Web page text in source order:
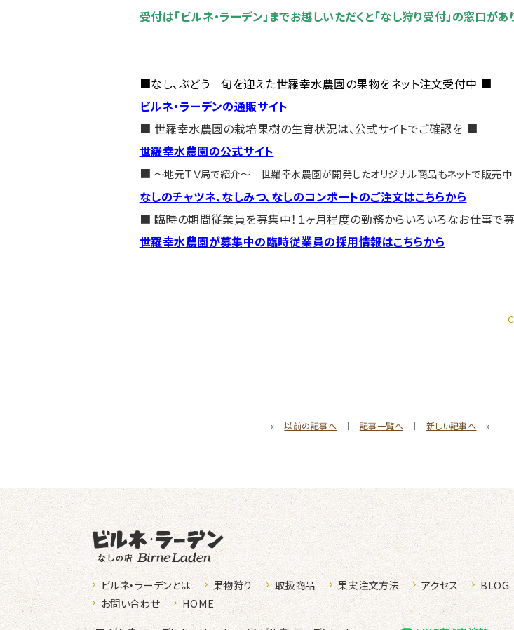
受付は「ビルネ・ラーデン」までお越しいただくと「なし狩り受付」の窓口があり
■なし、ぶどう 旬を迎えた世羅幸水農園の果物をネット注文受付中 ■
ビルネ・ラーデンの通販サイト
■ 世羅幸水農園の栽培果樹の生育状況は、公式サイトでご確認を ■
世羅幸水農園の公式サイト
■ ～地元ＴＶ局で紹介～ 世羅幸水農園が開発したオリジナル商品もネットで販売
なしのチャツネ、なしみつ、なしのコンポートのご注文はこちらから
■ 臨時の期間従業員を募集中！１ヶ月程度の勤務からいろいろなお仕事で
世羅幸水農園が募集中の臨時従業員の採用情報はこちらから
« 以前の記事へ ｜ 記事一覧へ ｜ 新しい記事へ »
なしの店ビルネラーデン
ビルネ・ラーデンとは 果物狩り 取扱商品 果実注文方法 アクセス
BLOG
お問い合わせ
HOME